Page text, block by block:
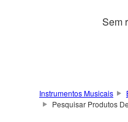
Sem
Instrumentos Musicais
Pesquisar Produtos